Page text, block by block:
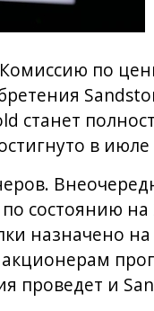
Комиссию по
станет
в июле
состоянию на
назначено на
проведет и